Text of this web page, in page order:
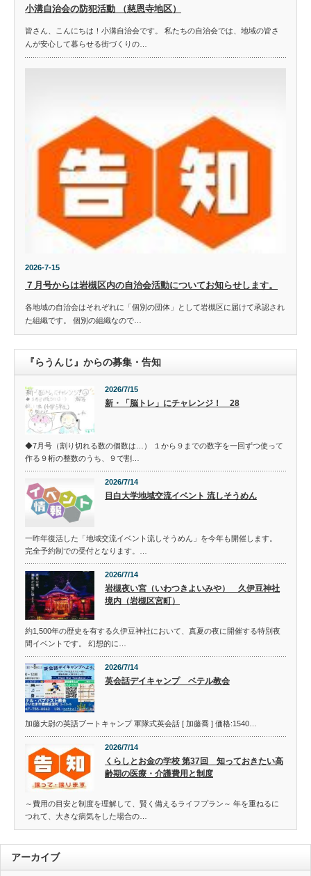
小溝自治会の防犯活動 （慈恩寺地区）
皆さん、こんにちは！小溝自治会です。 私たちの自治会では、地域の皆さ
んが安心して暮らせる街づくりの…
2026-7-15
７月号からは岩槻区内の自治会活動についてお知らせします。
各地域の自治会はそれぞれに「個別の団体」として岩槻区に届けて承認され
た組織です。 個別の組織なので…
『らうんじ』からの募集・告知
2026/7/15
新・「脳トレ」にチャレンジ！ 28
◆7月号（割り切れる数の個数は…） １から９までの数字を一回ずつ使って
作る９桁の整数のうち、９で割…
2026/7/14
目白大学地域交流イベント 流しそうめん
一昨年復活した「地域交流イベント流しそうめん」を今年も開催します。
完全予約制での受付となります。…
2026/7/14
岩槻夜い宮（いわつきよいみや） 久伊豆神社
境内（岩槻区宮町）
約1,500年の歴史を有する久伊豆神社において、真夏の夜に開催する特別夜
間イベントです。 幻想的に…
2026/7/14
英会話デイキャンプ ベテル教会
加藤大尉の英語ブートキャンプ 軍隊式英会話 [ 加藤喬 ] 価格:1540…
2026/7/14
くらしとお金の学校 第37回 知っておきたい高
齢期の医療・介護費用と制度
～費用の目安と制度を理解して、賢く備えるライフプラン～ 年を重ねるに
つれて、大きな病気をした場合の…
アーカイブ